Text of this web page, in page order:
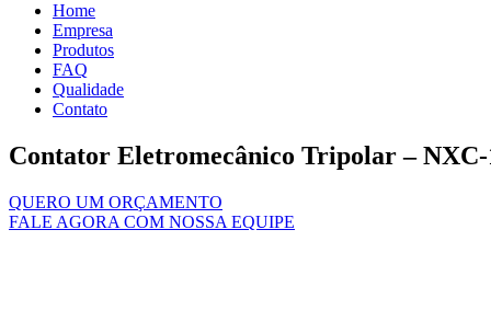
Home
Empresa
Produtos
FAQ
Qualidade
Contato
Contator Eletromecânico Tripolar – NXC-
QUERO UM ORÇAMENTO
FALE AGORA COM NOSSA EQUIPE